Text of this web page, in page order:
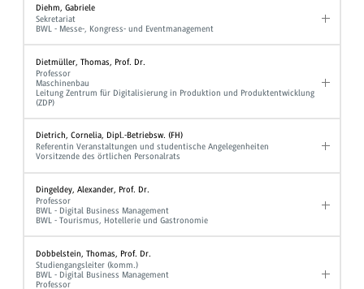
Diehm, Gabriele
Sekretariat
BWL - Messe-, Kongress- und Eventmanagement
Dietmüller, Thomas, Prof. Dr.
Professor
Maschinenbau
Leitung Zentrum für Digitalisierung in Produktion und Produktentwicklung
(ZDP)
Dietrich, Cornelia, Dipl.-Betriebsw. (FH)
Referentin Veranstaltungen und studentische Angelegenheiten
Vorsitzende des örtlichen Personalrats
Dingeldey, Alexander, Prof. Dr.
Professor
BWL - Digital Business Management
BWL - Tourismus, Hotellerie und Gastronomie
Dobbelstein, Thomas, Prof. Dr.
Studiengangsleiter (komm.)
BWL - Digital Business Management
Professor